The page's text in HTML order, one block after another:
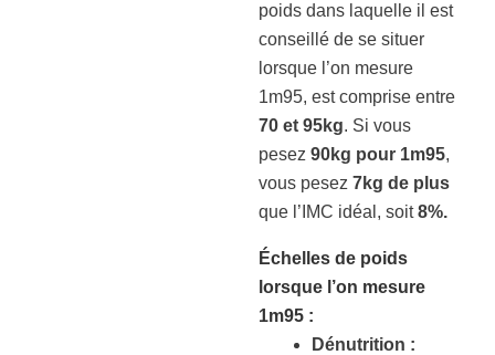
poids dans laquelle il est
conseillé de se situer
lorsque l’on mesure
1m95, est comprise entre
70 et 95kg. Si vous
pesez 90kg pour 1m95,
vous pesez 7kg de plus
que l’IMC idéal, soit8%.
Échelles de poids
lorsque l’on mesure
1m95 :
Dénutrition :